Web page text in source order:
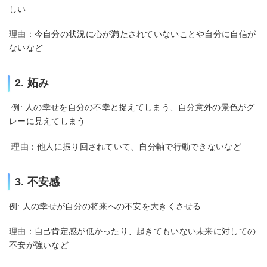
しい
理由：今自分の状況に心が満たされていないことや自分に自信が
ないなど
2. 妬み
例: 人の幸せを自分の不幸と捉えてしまう、自分意外の景色がグ
レーに見えてしまう
理由：他人に振り回されていて、自分軸で行動できないなど
3. 不安感
例: 人の幸せが自分の将来への不安を大きくさせる
理由：自己肯定感が低かったり、起きてもいない未来に対しての
不安が強いなど